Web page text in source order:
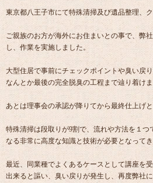
東京都八王子市にて特殊清掃及び遺品整理、
ご親族のお方が海外にお住まいとの事で、弊
し、作業を実施しました。
大型住居で事前にチェックポイントや臭い戻
なんとか最後の完全脱臭の工程まで辿り着けま
あとは理事会の承認が降りてから最終仕上げと
特殊清掃は段取りが9割で、流れや方法を１つ
なる非常に高度な知識と技術が必要となってき
最近、同業種でよくあるケースとして講座を
出来ると謳い、臭い戻りが発生し、再度弊社